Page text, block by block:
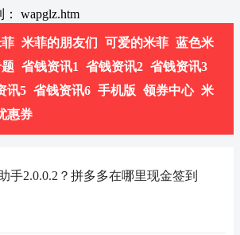
wapglz.htm
米菲的朋友们 可爱的米菲 蓝色米
省钱资讯1 省钱资讯2 省钱资讯3
讯5 省钱资讯6 手机版 领券中心 米
惠券
手2.0.0.2？拼多多在哪里现金签到